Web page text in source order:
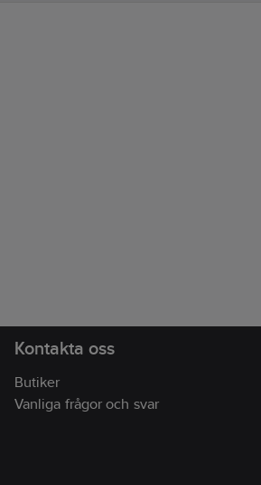
Kontakta oss
Butiker
Vanliga frågor och svar